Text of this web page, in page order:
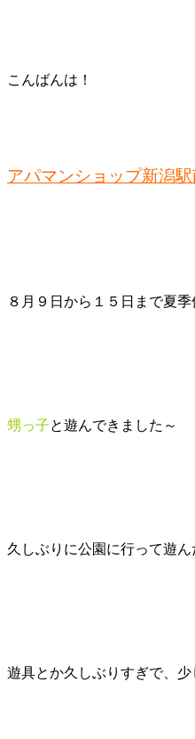
こんばんは！
アパマンショップ新潟
８月９日から１５日まで夏季
甥っ子と遊んできました～
久しぶりに公園に行って遊ん
遊具とか久しぶりすぎで、